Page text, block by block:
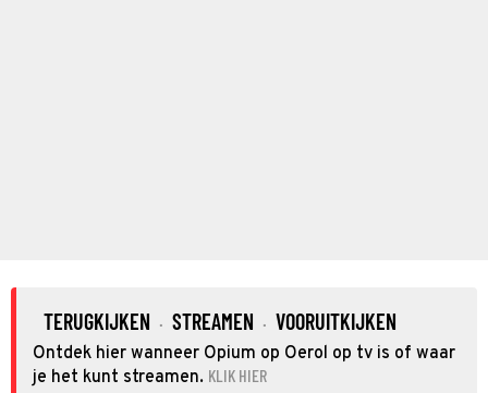
TERUGKIJKEN · STREAMEN · VOORUITKIJKEN
Ontdek hier wanneer Opium op Oerol op tv is of waar
je het kunt streamen. KLIK HIER